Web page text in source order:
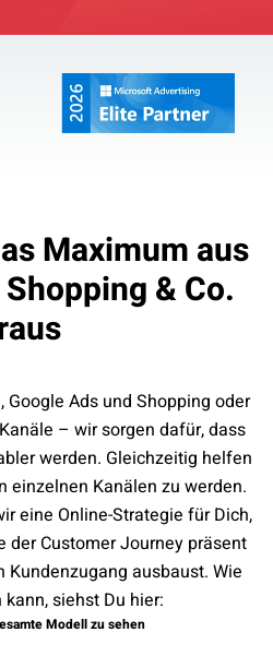
Maximum aus
& Co.
Ads und Shopping oder
– wir sorgen dafür, dass
werden. Gleichzeitig helfen
einzelnen Kanälen zu werden.
eine Online-Strategie für Dich,
der Customer Journey präsent
Kundenzugang ausbaust. Wie
siehst Du hier:
Modell zu sehen